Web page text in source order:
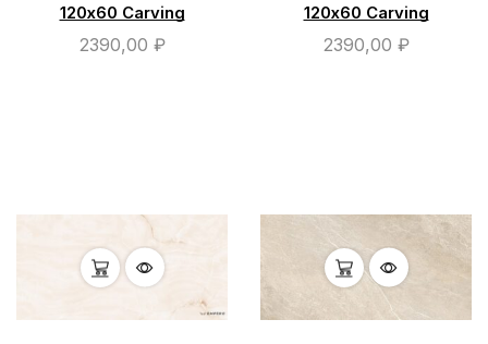
120х60 Carving
2390,00 ₽
120х60 Carving
2390,00 ₽